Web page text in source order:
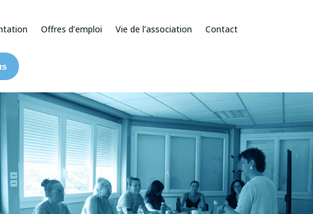
Offres d’emploi Vie de l’association Contact